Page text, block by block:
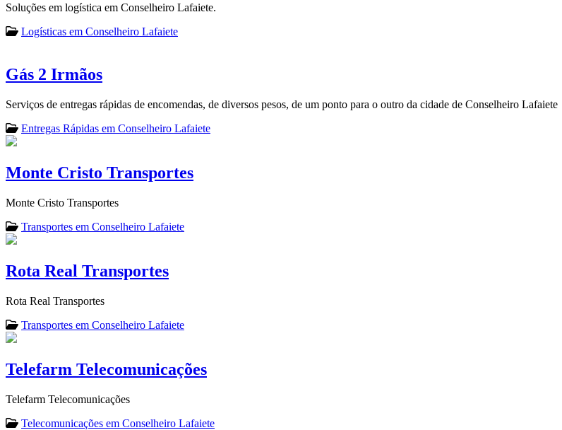
Soluções em logística em Conselheiro Lafaiete.
Logísticas em Conselheiro Lafaiete
Gás 2 Irmãos
Serviços de entregas rápidas de encomendas, de diversos pesos, de um ponto para o outro da cidade de Conselheiro Lafaiete
Entregas Rápidas em Conselheiro Lafaiete
Monte Cristo Transportes
Monte Cristo Transportes
Transportes em Conselheiro Lafaiete
Rota Real Transportes
Rota Real Transportes
Transportes em Conselheiro Lafaiete
Telefarm Telecomunicações
Telefarm Telecomunicações
Telecomunicações em Conselheiro Lafaiete